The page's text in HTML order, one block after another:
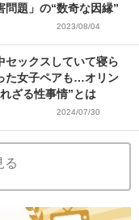
問題」の“数奇な因縁”
2023/08/04
セックスしていて寝ら
た女子ペアも…オリン
ざる性事情”とは
2024/07/30
る